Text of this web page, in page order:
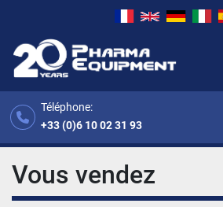
Téléphone:
+33 (0)6 10 02 31 93
Vous vendez